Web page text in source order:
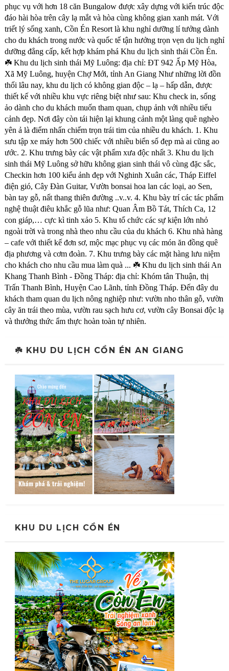
phục vụ với hơn 18 căn Bungalow được xây dựng với kiến trúc độc
đáo hài hòa trên cây lạ mắt và hòa cùng không gian xanh mát. Với
triết lý sống xanh, Cồn Én Resort là khu nghỉ dưỡng lí tưởng dành
cho du khách trong nước và quốc tế tận hưởng trọn vẹn du lịch nghỉ
dưỡng đẳng cấp, kết hợp khám phá Khu du lịch sinh thái Cồn Én.
☘️ Khu du lịch sinh thái Mỹ Luông: địa chỉ: ĐT 942 Ấp Mỹ Hòa,
Xã Mỹ Luông, huyện Chợ Mới, tỉnh An Giang Như những lời đồn
thổi lâu nay, khu du lịch có không gian độc – lạ – hấp dẫn, được
thiết kế với nhiều khu vực riêng biệt như sau: Khu check in, sống
ảo dành cho du khách muốn tham quan, chụp ảnh với nhiều tiểu
cảnh đẹp. Nơi đây còn tái hiện lại khung cảnh một làng quê nghèo
yên ả là điểm nhấn chiếm trọn trái tim của nhiều du khách. 1. Khu
sưu tập xe máy hơn 500 chiếc với nhiều biển số đẹp mà ai cũng ao
ước. 2. Khu trưng bày các vật phẩm xưa độc nhất 3. Khu du lịch
sinh thái Mỹ Luông sở hữu không gian sinh thái vô cùng đặc sắc,
Checkin hơn 100 kiểu ảnh đẹp với Nghinh Xuân các, Tháp Eiffel
điện gió, Cây Đàn Guitar, Vườn bonsai hoa lan các loại, ao Sen,
bàn tay gỗ, nất thang thiên đường ..v..v. 4. Khu bày trí các tác phẩm
nghệ thuật điêu khắc gỗ lũa như: Quan Âm Bồ Tát, Thích Ca, 12
con giáp,… cực kì tinh xảo 5. Khu tổ chức các sự kiện lớn nhỏ
ngoài trời và trong nhà theo nhu cầu của du khách 6. Khu nhà hàng
– cafe với thiết kế đơn sơ, mộc mạc phục vụ các món ăn đồng quê
địa phương và cơm đoàn. 7. Khu trưng bày các mặt hàng lưu niệm
cho khách cho nhu cầu mua làm quà ... ☘️ Khu du lịch sinh thái An
Khang Thanh Bình - Đồng Tháp: địa chỉ: Khóm tân Thuận, thị
Trấn Thanh Bình, Huyện Cao Lãnh, tỉnh Đồng Tháp. Đến đây du
khách tham quan du lịch nông nghiệp như: vườn nho thân gỗ, vườn
cây ăn trái theo mùa, vườn rau sạch hưu cơ, vườn cây Bonsai độc lạ
và thưởng thức ẩm thực hoàn toàn tự nhiên.
☘️ KHU DU LỊCH CỒN ÉN AN GIANG
KHU DU LỊCH CỒN ÉN